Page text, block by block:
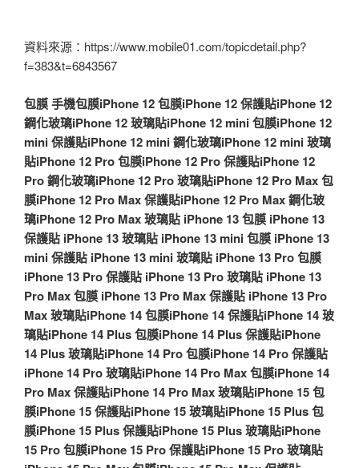
資料來源：https://www.mobile01.com/topicdetail.php?
f=383&t=6843567
包膜手機包膜iPhone 12 包膜iPhone 12 保護貼iPhone 12
鋼化玻璃iPhone 12 玻璃貼iPhone 12 mini 包膜iPhone 12
mini 保護貼iPhone 12 mini 鋼化玻璃iPhone 12 mini 玻璃
貼iPhone 12 Pro 包膜iPhone 12 Pro 保護貼iPhone 12
Pro 鋼化玻璃iPhone 12 Pro 玻璃貼iPhone 12 Pro Max 包
膜iPhone 12 Pro Max 保護貼iPhone 12 Pro Max 鋼化玻
璃iPhone 12 Pro Max 玻璃貼 iPhone 13 包膜 iPhone 13
保護貼 iPhone 13 玻璃貼 iPhone 13 mini 包膜 iPhone 13
mini 保護貼 iPhone 13 mini 玻璃貼 iPhone 13 Pro 包膜
iPhone 13 Pro 保護貼 iPhone 13 Pro 玻璃貼 iPhone 13
Pro Max 包膜 iPhone 13 Pro Max 保護貼 iPhone 13 Pro
Max 玻璃貼iPhone 14 包膜iPhone 14 保護貼iPhone 14 玻
璃貼iPhone 14 Plus 包膜iPhone 14 Plus 保護貼iPhone
14 Plus 玻璃貼iPhone 14 Pro 包膜iPhone 14 Pro 保護貼
iPhone 14 Pro 玻璃貼iPhone 14 Pro Max 包膜iPhone 14
Pro Max 保護貼iPhone 14 Pro Max 玻璃貼iPhone 15 包
膜iPhone 15 保護貼iPhone 15 玻璃貼iPhone 15 Plus 包
膜iPhone 15 Plus 保護貼iPhone 15 Plus 玻璃貼iPhone
15 Pro 包膜iPhone 15 Pro 保護貼iPhone 15 Pro 玻璃貼